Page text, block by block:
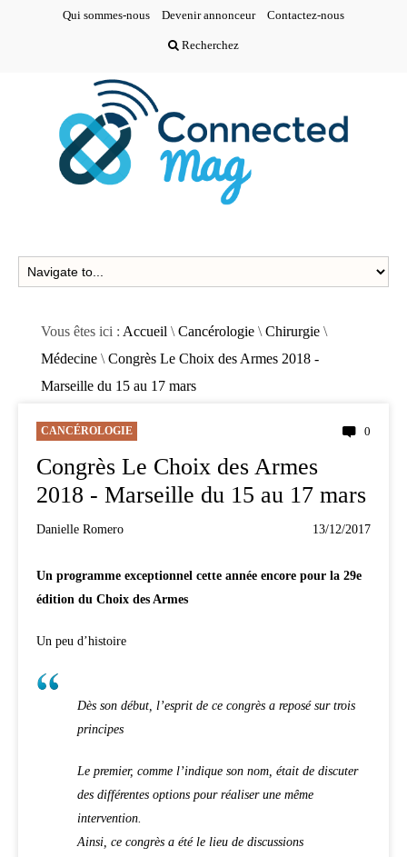
Qui sommes-nous Devenir annonceur Contactez-nous
Recherchez
Vous êtes ici : Accueil \ Cancérologie \ Chirurgie \
Médecine \ Congrès Le Choix des Armes 2018 -
Marseille du 15 au 17 mars
CANCÉROLOGIE 0
Congrès Le Choix des Armes
2018 - Marseille du 15 au 17 mars
Danielle Romero 13/12/2017
Un programme exceptionnel cette année encore pour la 29e
édition du Choix des Armes
Un peu d’histoire
Dès son début, l’esprit de ce congrès a reposé sur trois
principes
Le premier, comme l’indique son nom, était de discuter
des différentes options pour réaliser une même
intervention.
Ainsi, ce congrès a été le lieu de discussions